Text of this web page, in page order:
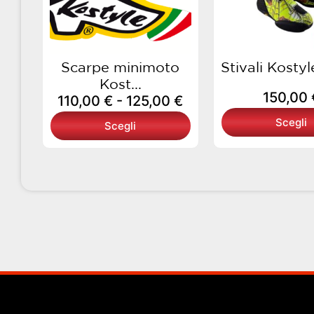
Scarpe minimoto
Kost...
110,00 € - 125,00 €
125,00 €
Scegli
opzioni
possono
scelte
nella
pagina
del
prodotto
Stivali
150,00
Scegli
del